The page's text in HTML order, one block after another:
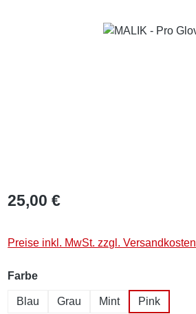
Bildergalerie überspringen
25,00 €
Preise inkl. MwSt. zzgl. Versandkosten
Farbeauswählen
Blau Grau Mint Pink